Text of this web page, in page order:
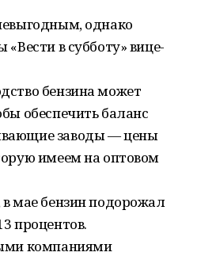
однако
в субботу» вице-
бензина может
обеспечить баланс
заводы — цены
имеем на оптовом
мае бензин подорожал
процентов.
компаниями